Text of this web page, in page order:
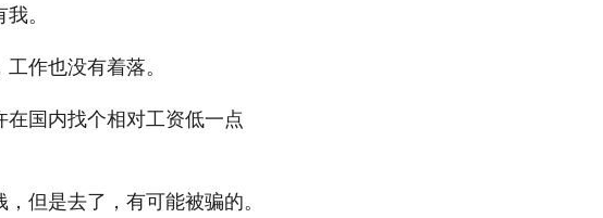
。
作也没有着落。
国内找个相对工资低一点
但是去了，有可能被骗的。